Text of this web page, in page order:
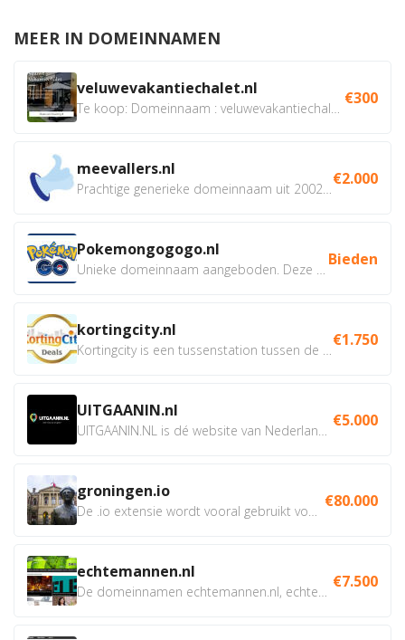
MEER IN DOMEINNAMEN
veluwevakantiechalet.nl €300
meevallers.nl €2.000
Pokemongogogo.nl Bieden
kortingcity.nl €1.750
UITGAANIN.nl €5.000
groningen.io €80.000
echtemannen.nl €7.500